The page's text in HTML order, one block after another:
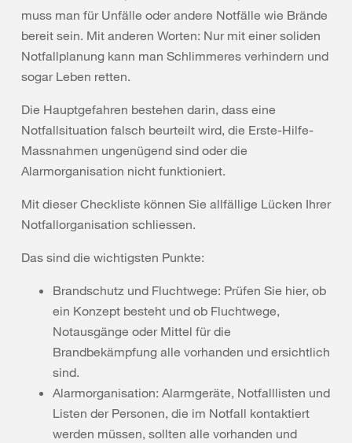
muss man für Unfälle oder andere Notfälle wie Brände
bereit sein. Mit anderen Worten: Nur mit einer soliden
Notfallplanung kann man Schlimmeres verhindern und
sogar Leben retten.
Die Hauptgefahren bestehen darin, dass eine
Notfallsituation falsch beurteilt wird, die Erste-Hilfe-
Massnahmen ungenügend sind oder die
Alarmorganisation nicht funktioniert.
Mit dieser Checkliste können Sie allfällige Lücken Ihrer
Notfallorganisation schliessen.
Das sind die wichtigsten Punkte:
Brandschutz und Fluchtwege: Prüfen Sie hier, ob
ein Konzept besteht und ob Fluchtwege,
Notausgänge oder Mittel für die
Brandbekämpfung alle vorhanden und ersichtlich
sind.
Alarmorganisation: Alarmgeräte, Notfalllisten und
Listen der Personen, die im Notfall kontaktiert
werden müssen, sollten alle vorhanden und